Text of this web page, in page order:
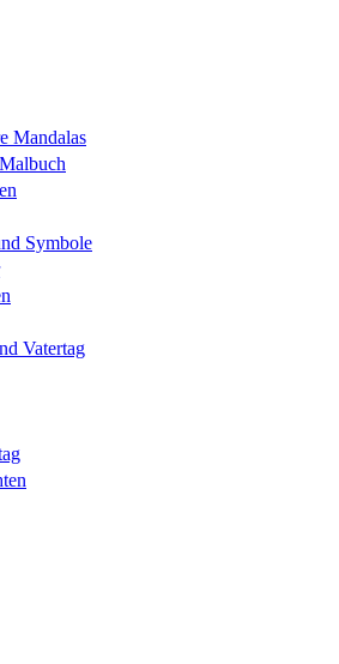
Mandalas
Symbole
Vatertag